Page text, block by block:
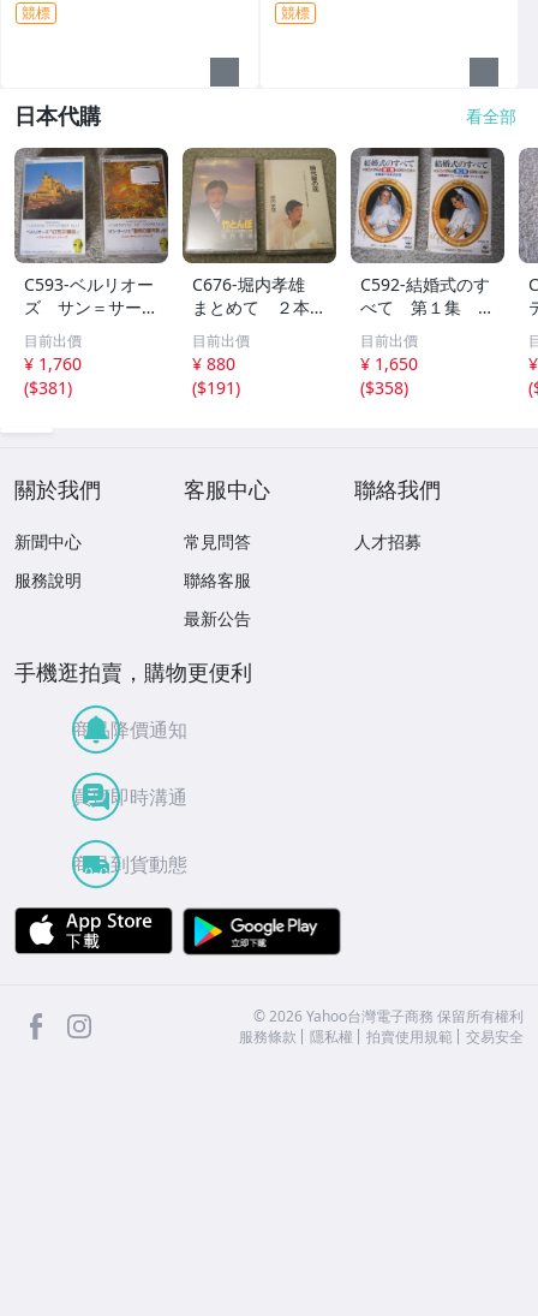
競標 競標
日本代購 看全部
C593-ベルリオー
ズ サン＝サーン
ス ベスト・サウ
ンド・シリーズ
まとめて ２本
セット ※１本未
目前出價
¥ 1,760
($381)
C676-堀内孝雄
まとめて ２本
セット
目前出價
¥ 880
($191)
C592-結婚式のす
べて 第１集 第
２集 まとめて
２本 セット
目前出價
¥ 1,650
($358)
(
關於我們
新聞中心
服務說明
客服中心
常見問答
聯絡客服
最新公告
聯絡我們
人才招募
手機逛拍賣，購物更便利
商品降價通知
買賣即時溝通
商品到貨動態
APP Store
facebook ©2026 Yahoo台灣電子商務 保留所有權利
服務條款
隱私權 拍賣使用規範 交易安全